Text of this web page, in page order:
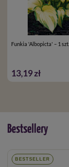
Funkia 'Albopicta' – 1 szt.
13,19 zł
Bestsellery
BESTSELLER